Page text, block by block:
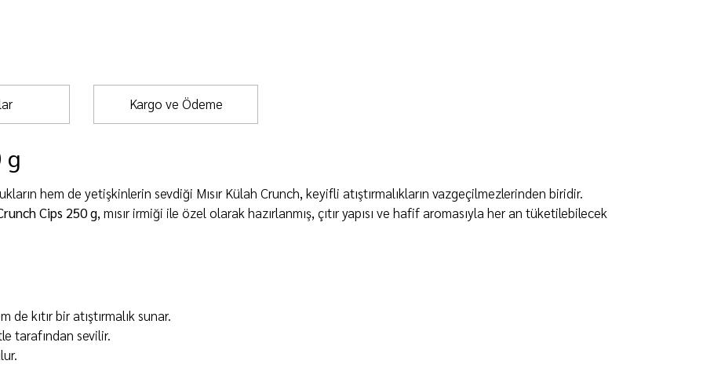
Kargo ve Ödeme
g
hem de yetişkinlerin sevdiği Mısır Külah Crunch, keyifli atıştırmalıkların vazgeçilmezlerinden biridir.
Cips 250 g, mısır irmiği ile özel olarak hazırlanmış, çıtır yapısı ve hafif aromasıyla her an tüketilebilecek
kıtır bir atıştırmalık sunar.
tarafından sevilir.